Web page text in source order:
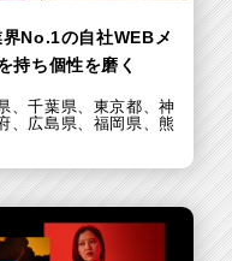
No.1の自社WEBメ
持ち個性を磨く
、千葉県、 東京都、神
、 広島県、 福岡県、熊